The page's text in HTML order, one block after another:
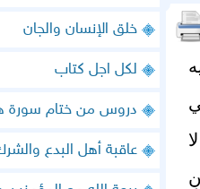
خلق الإنسان والجان
لكل اجل كتاب
دروس من ختام سورة
عاقبة أهل البدع